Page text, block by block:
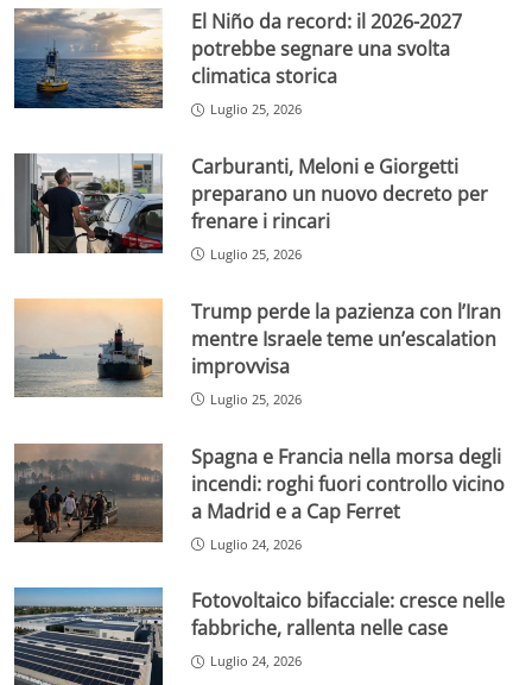
El Niño da record: il 2026-2027
potrebbe segnare una svolta
climatica storica
Luglio 25, 2026
Carburanti, Meloni e Giorgetti
preparano un nuovo decreto per
frenare i rincari
Luglio 25, 2026
Trump perde la pazienza con l’Iran
mentre Israele teme un’escalation
improvvisa
Luglio 25, 2026
Spagna e Francia nella morsa degli
incendi: roghi fuori controllo vicino
a Madrid e a Cap Ferret
Luglio 24, 2026
Fotovoltaico bifacciale: cresce nelle
fabbriche, rallenta nelle case
Luglio 24, 2026